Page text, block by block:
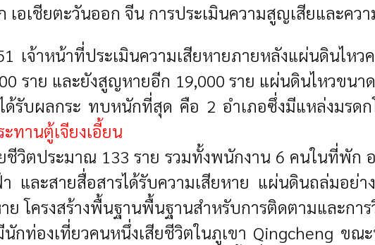
เอเชียตะวันออก จีน การประเมินความสูญเสียและคว
เจ้าหน้าที่ประเมินความเสียหายภายหลังแผ่นดินไ
ราย และยังสูญหายอีก 19,000 ราย แผ่นดินไหวขน
ด้รับผลกระ ทบหนักที่สุด คือ 2 อำเภอซึ่งมีแหล่งมรด
ทานตู้เจียงเอี้ยน
วิตประมาณ 133 ราย รวมทั้งพนักงาน 6 คนในที่พัก
ละสายสื่อสารได้รับความเสียหาย แผ่นดินถล่มอย่า
โครงสร้างพื้นฐานพื้นฐานสำหรับการติดตามและการ
ท่องเที่ยวคนหนึ่งเสียชีวิตในภูเขา Qingcheng ขณ